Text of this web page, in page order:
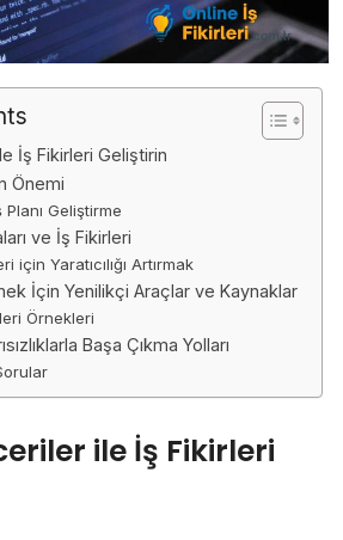
İş Fikirleri Geliştirin
Önemi
Geliştirme
ve İş Fikirleri
için Yaratıcılığı Artırmak
İçin Yenilikçi Araçlar ve Kaynaklar
Örnekleri
Başa Çıkma Yolları
ile İş Fikirleri